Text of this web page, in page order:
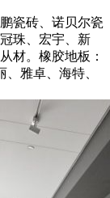
瓷砖、诺贝尔瓷
珠、宏宇、新
材。橡胶地板：
雅卓、海特、